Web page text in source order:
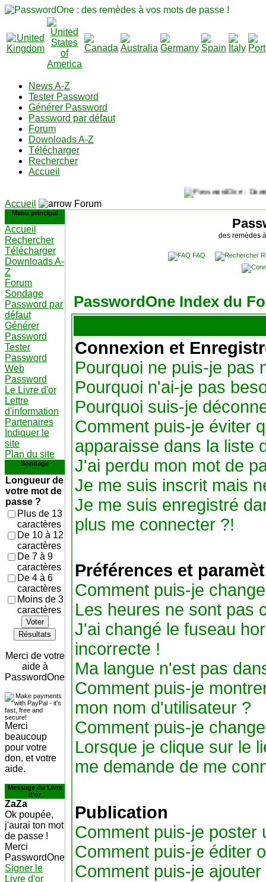
News A-Z
Tester Password
Générer Password
Password par défaut
Forum
Downloads A-Z
Télécharger
Rechercher
Accueil
Accueil Forum
Menu principal
Accueil
Rechercher
Télécharger
Downloads A-
Z
Forum
Sondage
Password par
défaut
Générer
Password
Tester
Password
Web
Password
Le Livre d'or
Lettre
d'information
Partenaires
Indiquer le
site
Plan du site
Sondage
Longueur de
votre mot de
passe ?
Plus de 13
caractères
De 10 à 12
caractères
De 7 à 9
caractères
De 4 à 6
caractères
Moins de 3
caractères
Voter
Résultats
Merci de votre
aide à
PasswordOne
Merci
beaucoup
pour votre
don, et votre
aide.
Message du Livre
d'or
ZaZa
Ok poupée,
j'aurai ton mot
de passe !
Merci
PasswordOne
Signer le
Livre d'or
des remèdes
FAQ
PasswordOne Index du
Connexion et
Pourquoi ne puis-je pas
Pourquoi n'ai-je pas
Pourquoi suis-je
Comment puis-je éviter
apparaisse dans la liste
J'ai perdu mon mot de
Je me suis inscrit mais
Je me suis enregistré
plus me connecter ?!
Préférences et
Comment puis-je
Les heures ne sont pas
J'ai changé le fuseau
incorrecte !
Ma langue n'est pas
Comment puis-je
mon nom d'utilisateur ?
Comment puis-je
Lorsque je clique sur le
me demande de me
Publication
Comment puis-je poster
Comment puis-je éditer
Comment puis-je